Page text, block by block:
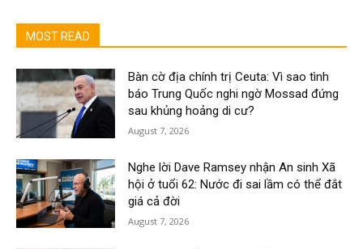
MOST READ
Bàn cờ địa chính trị Ceuta: Vì sao tình
báo Trung Quốc nghi ngờ Mossad đứng
sau khủng hoảng di cư?
August 7, 2026
Nghe lời Dave Ramsey nhận An sinh Xã
hội ở tuổi 62: Nước đi sai lầm có thể đắt
giá cả đời
August 7, 2026